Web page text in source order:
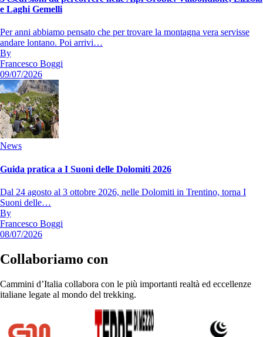
e Laghi Gemelli
Per anni abbiamo pensato che per trovare la montagna vera servisse
andare lontano. Poi arrivi…
By
Francesco Boggi
09/07/2026
News
Guida pratica a I Suoni delle Dolomiti 2026
Dal 24 agosto al 3 ottobre 2026, nelle Dolomiti in Trentino, torna I
Suoni delle…
By
Francesco Boggi
08/07/2026
Collaboriamo con
Cammini d’Italia collabora con le più importanti realtà ed eccellenze
italiane legate al mondo del trekking.